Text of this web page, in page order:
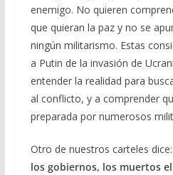
enemigo. No quieren
que quieran la paz y no se
ningún militarismo. Estas
a Putin de la invasión de
entender la realidad para
al conflicto, y a comprender
preparada por numerosos
Otro de nuestros carteles dice:
los gobiernos, los muertos